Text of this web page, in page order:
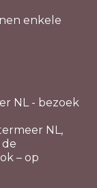
enkele
NL - bezoek
NL,
– op